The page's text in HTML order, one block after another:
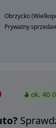
Obrzycko
Prywatny
ok. 40